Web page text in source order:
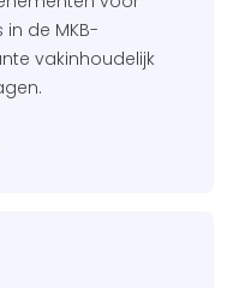
de MKB-
vakinhoudelijk